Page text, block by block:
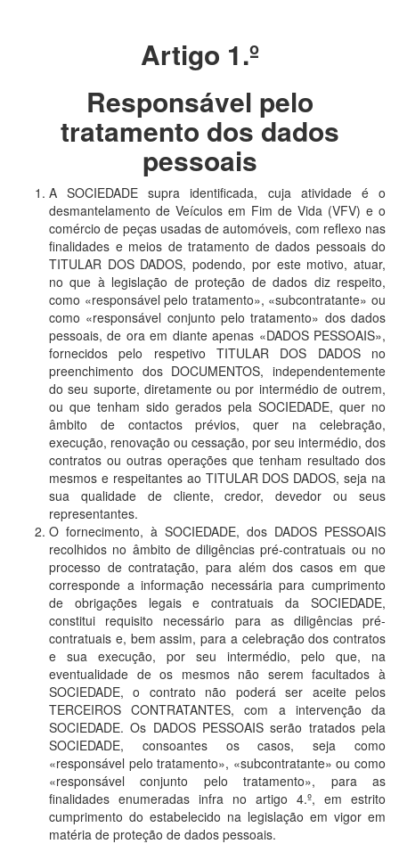
Artigo 1.º
Responsável pelo
tratamento dos dados
pessoais
A SOCIEDADE supra identificada, cuja atividade é o
desmantelamento de Veículos em Fim de Vida (VFV) e o
comércio de peças usadas de automóveis, com reflexo nas
finalidades e meios de tratamento de dados pessoais do
TITULAR DOS DADOS, podendo, por este motivo, atuar,
no que à legislação de proteção de dados diz respeito,
como «responsável pelo tratamento», «subcontratante» ou
como «responsável conjunto pelo tratamento» dos dados
pessoais, de ora em diante apenas «DADOS PESSOAIS»,
fornecidos pelo respetivo TITULAR DOS DADOS no
preenchimento dos DOCUMENTOS, independentemente
do seu suporte, diretamente ou por intermédio de outrem,
ou que tenham sido gerados pela SOCIEDADE, quer no
âmbito de contactos prévios, quer na celebração,
execução, renovação ou cessação, por seu intermédio, dos
contratos ou outras operações que tenham resultado dos
mesmos e respeitantes ao TITULAR DOS DADOS, seja na
sua qualidade de cliente, credor, devedor ou seus
representantes.
O fornecimento, à SOCIEDADE, dos DADOS PESSOAIS
recolhidos no âmbito de diligências pré-contratuais ou no
processo de contratação, para além dos casos em que
corresponde a informação necessária para cumprimento
de obrigações legais e contratuais da SOCIEDADE,
constitui requisito necessário para as diligências pré-
contratuais e, bem assim, para a celebração dos contratos
e sua execução, por seu intermédio, pelo que, na
eventualidade de os mesmos não serem facultados à
SOCIEDADE, o contrato não poderá ser aceite pelos
TERCEIROS CONTRATANTES, com a intervenção da
SOCIEDADE. Os DADOS PESSOAIS serão tratados pela
SOCIEDADE, consoantes os casos, seja como
«responsável pelo tratamento», «subcontratante» ou como
«responsável conjunto pelo tratamento», para as
finalidades enumeradas infra no artigo 4.º, em estrito
cumprimento do estabelecido na legislação em vigor em
matéria de proteção de dados pessoais.